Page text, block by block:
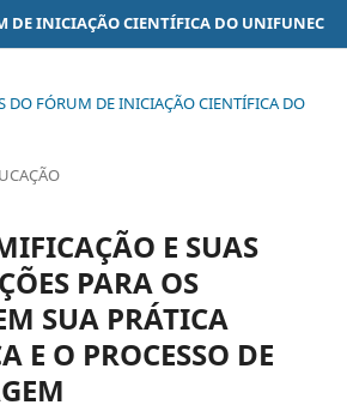
DE INICIAÇÃO CIENTÍFICA DO UNIFUNEC
DO FÓRUM DE INICIAÇÃO CIENTÍFICA DO
E SUAS
PARA OS
SUA PRÁTICA
E O PROCESSO DE